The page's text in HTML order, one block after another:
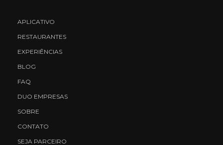
APLICATIVO
RESTAURANTES
EXPERIÊNCIAS
BLOG
FAQ
DUO EMPRESAS
SOBRE
CONTATO
SEJA PARCEIRO